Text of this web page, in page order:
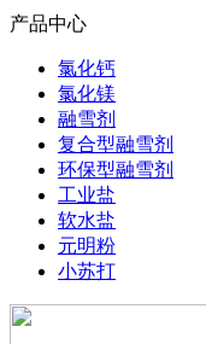
产品中心
氯化钙
氯化镁
融雪剂
复合型融雪剂
环保型融雪剂
工业盐
软水盐
元明粉
小苏打